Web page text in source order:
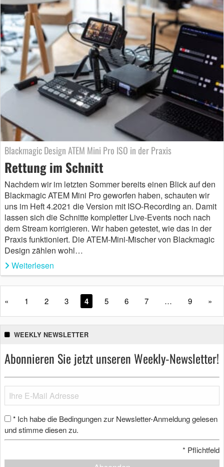
Blackmagic Design ATEM Mini Pro ISO in der Praxis
Rettung im Schnitt
Nachdem wir im letzten Sommer bereits einen Blick auf den
Blackmagic ATEM Mini Pro geworfen haben, schauten wir
uns im Heft 4.2021 die Version mit ISO-Recording an. Damit
lassen sich die Schnitte kompletter Live-Events noch nach
dem Stream korrigieren. Wir haben getestet, wie das in der
Praxis funktioniert. Die ATEM-Mini-Mischer von Blackmagic
Design zählen wohl…
Weiterlesen
« 1 2 3 4 5 6 7 … 9 »
WEEKLY NEWSLETTER
Abonnieren Sie jetzt unseren Weekly-Newsletter!
* Ich habe die Bedingungen zur Newsletter-Anmeldung gelesen
und stimme diesen zu.
* Pflichtfeld